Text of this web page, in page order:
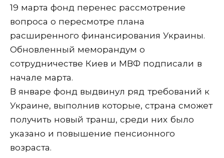
19 марта фонд перенес рассмотрение
вопроса о пересмотре плана
расширенного финансирования Украины.
Обновленный меморандум о
сотрудничестве Киев и МВФ подписали в
начале марта.
В январе фонд выдвинул ряд требований к
Украине, выполнив которые, страна сможет
получить новый транш, среди них было
указано и повышение пенсионного
возраста.